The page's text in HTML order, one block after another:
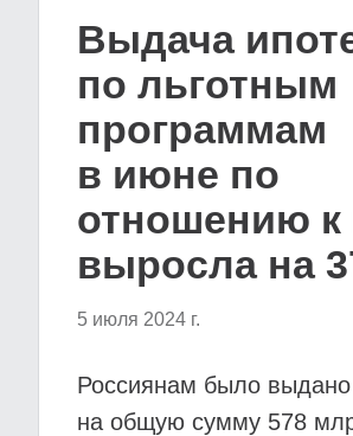
Выдача
по льготным
программам
в июне по
отношению
выросла на
5 июля 2024 г.
Россиянам было
на общую сумму 578